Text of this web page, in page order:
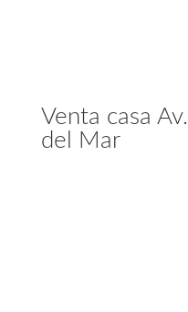
Venta casa
del Mar